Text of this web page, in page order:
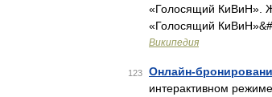
«Голосящий КиВиН».
«Голосящий
Википедия
123 Онлайн-
интерактивном